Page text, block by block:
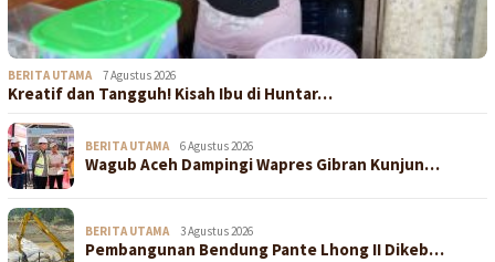
BERITA UTAMA 7 Agustus 2026
Kreatif dan Tangguh! Kisah Ibu di Huntar…
BERITA UTAMA 6 Agustus 2026
Wagub Aceh Dampingi Wapres Gibran Kunjun…
BERITA UTAMA 3 Agustus 2026
Pembangunan Bendung Pante Lhong II Dikeb…